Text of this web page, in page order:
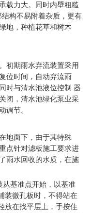
载力大。同时内壁粗糙
构不易附着杂质，更有
地，种植花草和树木
初期雨水弃流装置采用
位时间，自动弃流雨
时与清水池液位控制 器
闭，清水池绿化泵业采
调节。
地面下，由于其特殊
点针对滤板施工要求进
雨水回收的水质，在施
从基准点开始，以基准
装微孔板时，不得站在
放在找平层上，手按住